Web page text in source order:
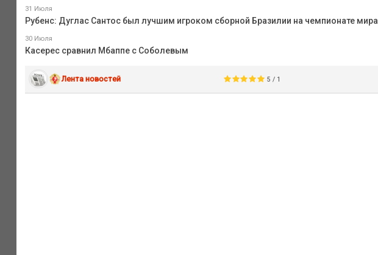
31 Июля
Рубенс: Дуглас Сантос был лучшим игроком сборной Бразилии на чемпионате мира
30 Июля
Касерес сравнил Мбаппе с Соболевым
Лента новостей 5 / 1